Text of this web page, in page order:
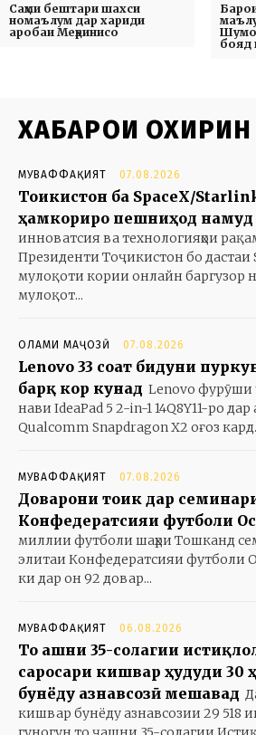
Саҳми бештари шахси
номаълум дар хариди
аробаи Меҳринисо
Шумо
бояд
ХАБАРҲОИ ОХИРИН
МУВАФФАҚИЯТ 07.08.2026
Тоҷикистон ба SpaceX/
ҳамкориро пешниҳод намуд
инноватсия ва технологияҳои
Президенти Тоҷикистон бо дастаи
мулоқоти кории онлайн баргузор
мулоқот...
ОЛАМИ МАҶОЗӢ 07.08.2026
Lenovo 33 соат бидуни
барқ кор кунад Lenovo фурӯши
нави IdeaPad 5 2-in-1 14Q8Y11-ро
Qualcomm Snapdragon X2 оғоз
МУВАФФАҚИЯТ 07.08.2026
Доварони тоҷик дар
Конфедератсияи футболи
миллии футболи шаҳри Тошканд
элитаи Конфедератсияи футболи
ки дар он 92 довар...
МУВАФФАҚИЯТ 06.08.2026
То ҷашни 35-солагии
саросари кишвар ҳудуди 30
бунёду азнавсозӣ мешавад
кишвар бунёду азнавсозии 29 518